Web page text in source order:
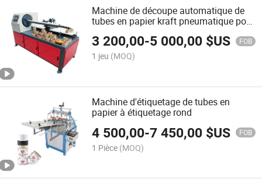
Machine de découpe automatique de
tubes en papier kraft pneumatique pour
rouleaux de papier toilette en carton
avec plusieurs couteaux
3 200,00-5 000,00 $US FOB
1 jeu (MOQ)
Machine d'étiquetage de tubes en
papier à étiquetage rond
4 500,00-7 450,00 $US FOB
1 Pièce (MOQ)